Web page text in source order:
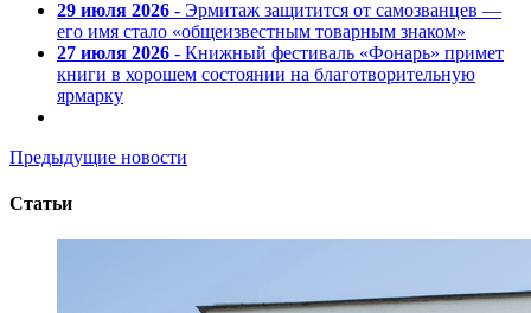
29 июля 2026 - Эрмитаж защитится от самозванцев —
его имя стало «общеизвестным товарным знаком»
27 июля 2026 - Книжный фестиваль «Фонарь» примет
книги в хорошем состоянии на благотворительную
ярмарку
Предыдущие новости
Статьи